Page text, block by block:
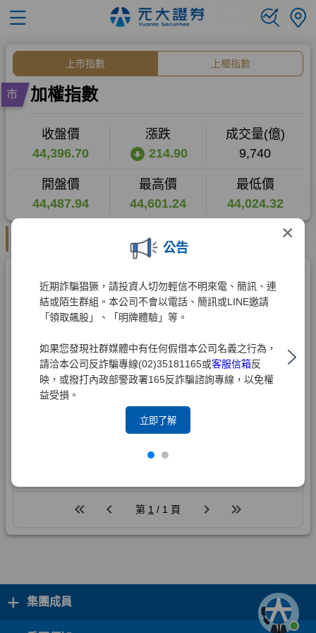
×
公告
近期詐騙猖獗，請投資人切勿輕信不明來電、簡訊、連
結或陌生群組。本公司不會以電話、簡訊或LINE邀請
「領取飆股」、「明牌體驗」等。
如果您發現社群媒體中有任何假借本公司名義之行為，
請洽本公司反詐騙專線(02)35181165或客服信箱反
映，或撥打內政部警政署165反詐騙諮詢專線，以免權
益受損。
立即了解
+ 集團成員